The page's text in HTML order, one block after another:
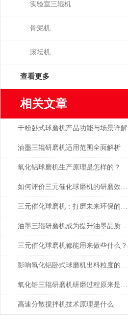
实验室三辊机
骨泥机
滚坛机
查看更多
相关文章
干粉卧式球磨机产品功能与场景详解
油墨三辊研磨机适用范围全面解析
氧化铝球磨机生产原理是怎样的？
如何评价三元催化球磨机的研磨效果？
三元催化球磨机：打磨未来环保的高效利器
油墨三辊研磨机成为提升油墨品质的关键技术
三元催化球磨机都能用来做些什么？
影响氧化铝卧式球磨机出料粒度的因素主要有这些
氧化锆三辊研磨机研磨过程原来是这样的
高速分散搅拌机技术原理是什么